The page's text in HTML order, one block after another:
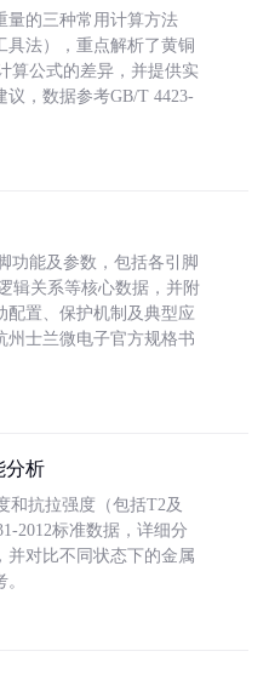
量的三种常用计算方法
具法），重点解析了黄铜
算公式的差异，并提供实
，数据参考GB/T 4423-
功能及参数，包括各引脚
辑关系等核心数据，并附
配置、保护机制及典型应
州士兰微电子官方规格书
分析
和抗拉强度（包括T2及
2012标准数据，详细分
并对比不同状态下的金属